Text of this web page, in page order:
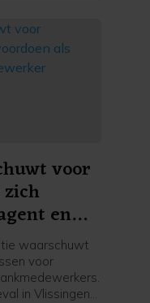
voor
en
waarschuwt
voor
in Vlissingen